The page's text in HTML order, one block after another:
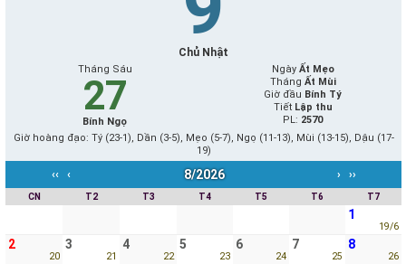
Chủ Nhật
Tháng Sáu
27
Bính Ngọ
Ngày Ất Mẹo
Tháng Ất Mùi
Giờ đầu Bính Tý
Tiết Lập thu
PL: 2570
Giờ hoàng đạo: Tý (23-1), Dần (3-5), Mẹo (5-7), Ngọ (11-13), Mùi (13-15), Dậu (17-
19)
‹‹ ‹ 8/2026 › ››
CN T2 T3 T4 T5 T6 T7
1
19/6
2
20
3
21
4
22
5
23
6
24
7
25
8
26